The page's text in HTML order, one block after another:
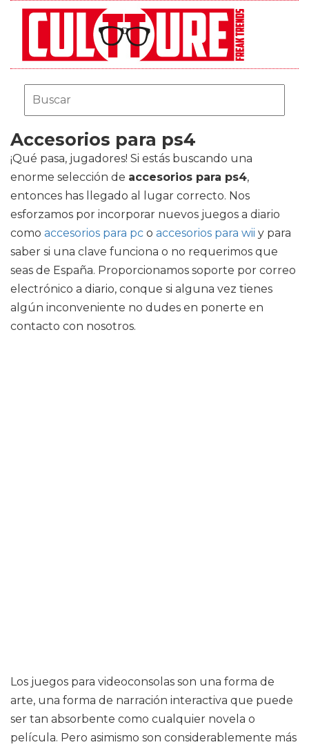
Accesorios para ps4
¡Qué pasa, jugadores! Si estás buscando una
enorme selección de accesorios para ps4,
entonces has llegado al lugar correcto. Nos
esforzamos por incorporar nuevos juegos a diario
como accesorios para pc o accesorios para wii y para
saber si una clave funciona o no requerimos que
seas de España. Proporcionamos soporte por correo
electrónico a diario, conque si alguna vez tienes
algún inconveniente no dudes en ponerte en
contacto con nosotros.
Los juegos para videoconsolas son una forma de
arte, una forma de narración interactiva que puede
ser tan absorbente como cualquier novela o
película. Pero asimismo son considerablemente más